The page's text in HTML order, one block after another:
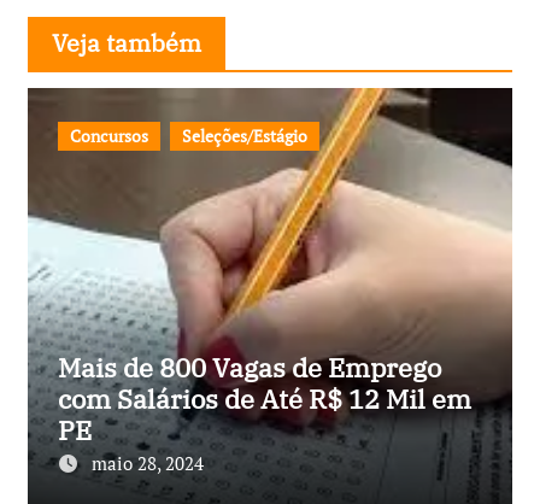
Veja também
Concursos Seleções/Estágio
Mais de 800 Vagas de Emprego
com Salários de Até R$ 12 Mil em
PE
maio 28, 2024